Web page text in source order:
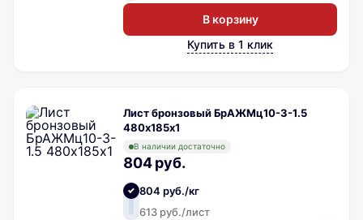
В корзину
Купить в 1 клик
Лист бронзовый БрАЖМц10-3-1.5
480х185х1
В наличии достаточно
804 руб.
804 руб./кг
613 руб./лист